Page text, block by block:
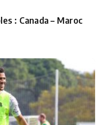
: Canada – Maroc